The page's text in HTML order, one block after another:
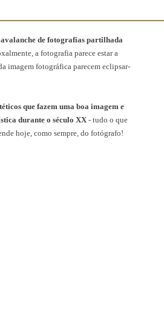
de fotografias partilhada
a fotografia parece estar a
imagem fotográfica parecem eclipsar-
que fazem uma boa imagem e
durante o século XX- tudo o que
hoje, como sempre, do fotógrafo!